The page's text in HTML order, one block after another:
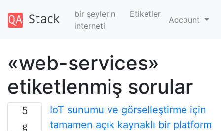
bir şeylerin
interneti
Etiketler
Account
«web-services»
etiketlenmiş sorular
5
IoT sunumu ve görselleştirme için
tamamen açık kaynaklı bir platform